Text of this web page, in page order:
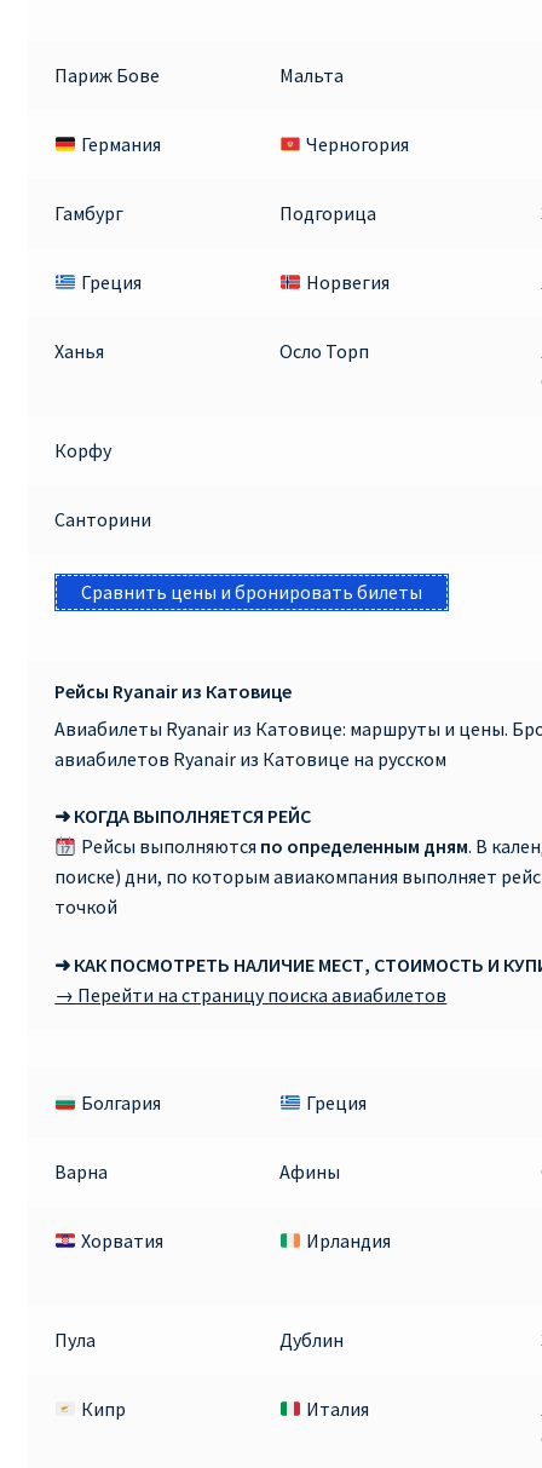
Париж Бове Мальта
Германия Черногория
Гамбург Подгорица
Греция Норвегия
Ханья Осло Торп
Корфу
Санторини
Сравнить цены и бронировать билеты
Рейсы Ryanair из Катовице
Авиабилеты Ryanair из Катовице: маршруты и цены.
авиабилетов Ryanair из Катовице на русском
➜ КОГДА ВЫПОЛНЯЕТСЯ РЕЙС
Рейсы выполняются по определенным дням. В
поиске) дни, по которым авиакомпания выполняет
точкой
➜ КАК ПОСМОТРЕТЬ НАЛИЧИЕ МЕСТ, СТОИМОСТЬ И
→ Перейти на страницу поиска авиабилетов
Болгария Греция
Варна Афины
Хорватия
Ирландия
Пула Дублин
Кипр Италия